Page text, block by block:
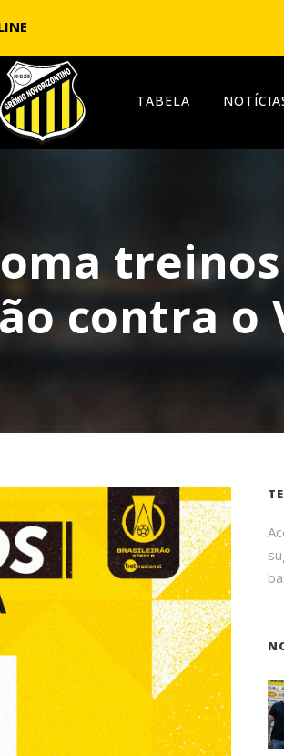
TABELA
treinos
contra o